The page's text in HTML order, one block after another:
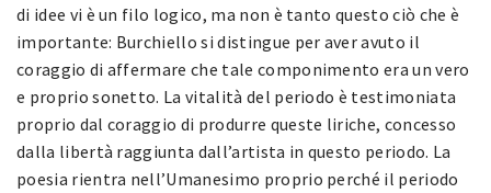
di idee vi è un filo logico, ma non è tanto questo ciò che è
importante: Burchiello si distingue per aver avuto il
coraggio di affermare che tale componimento era un vero
e proprio sonetto. La vitalità del periodo è testimoniata
proprio dal coraggio di produrre queste liriche, concesso
dalla libertà raggiunta dall’artista in questo periodo. La
poesia rientra nell’Umanesimo proprio perché il periodo